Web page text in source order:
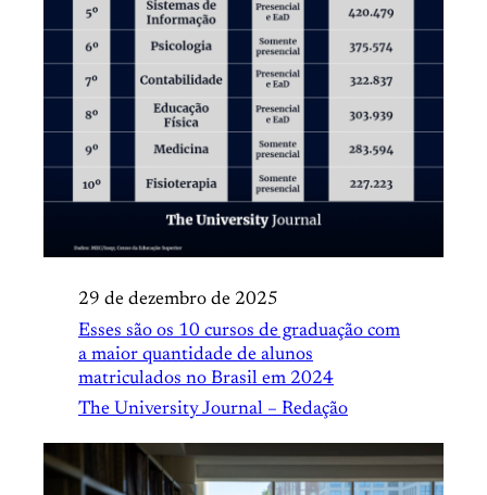
29 de dezembro de 2025
Esses são os 10 cursos de graduação com
a maior quantidade de alunos
matriculados no Brasil em 2024
The University Journal – Redação